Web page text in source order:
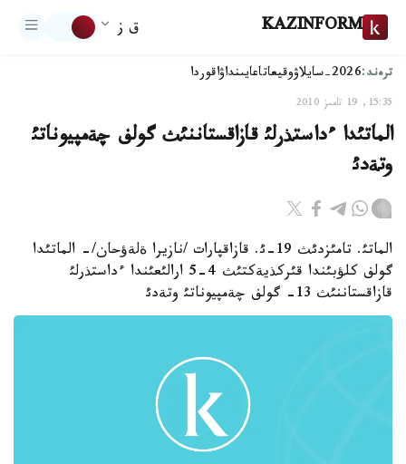
KAZINFORM ق ز
ترەند:2026-سايلاۋ وقيعاتاعايىنداۋاقوردا
15:35, 19 تامىز 2010
الماتئدا ءداستذرلئ قازاقستاننئث گولف چةمپيوناتئ
وتةدئ
الماتئ. تامئزدئث 19-ئ. قازاقپارات /نازيرا ةلةؤحان/- الماتئدا
گولف كلؤبئندا قئركذيةكتئث 4-5 ارالئعئندا ءداستذرلئ
قازاقستاننئث 13- گولف چةمپيوناتئ وتةدئ